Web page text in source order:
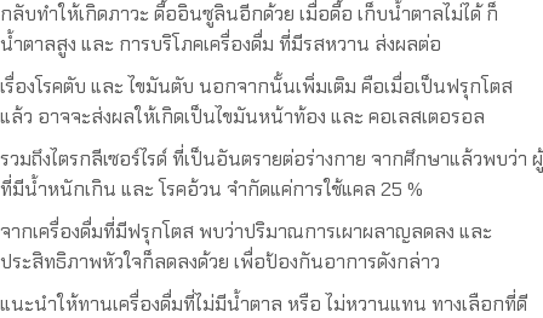
กลับทำให้เกิดภาวะ ดื้ออินซูลินอีกด้วย เมื่อดื้อ เก็บน้ำตาลไม่ได้ ก็
น้ำตาลสูง และ การบริโภคเครื่องดื่ม ที่มีรสหวาน ส่งผลต่อ
เรื่องโรคตับ และ ไขมันตับ นอกจากนั้นเพิ่มเติม คือเมื่อเป็นฟรุกโตส
แล้ว อาจจะส่งผลให้เกิดเป็นไขมันหน้าท้อง และ คอเลสเตอรอล
รวมถึงไตรกลีเซอร์ไรด์ ที่เป็นอันตรายต่อร่างกาย จากศึกษาแล้วพบว่า ผู้
ที่มีน้ำหนักเกิน และ โรคอ้วน จำกัดแค่การใช้แคล 25 %
จากเครื่องดื่มที่มีฟรุกโตส พบว่าปริมาณการเผาผลาญลดลง และ
ประสิทธิภาพหัวใจก็ลดลงด้วย เพื่อป้องกันอาการดังกล่าว
แนะนำให้ทานเครื่องดื่มที่ไม่มีน้ำตาล หรือ ไม่หวานแทน ทางเลือกที่ดี